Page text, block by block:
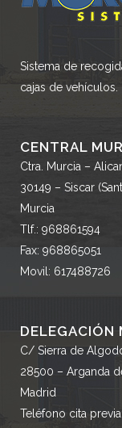
Sistema de
cajas de vehículos.
CENTRAL
Ctra. Murcia –
30149 – Siscar
Murcia
Tlf.: 968861594
Fax: 968865051
Movil: 617488726
DELEGACIÓN
C/ Sierra de
28500 – Arganda
Madrid
Teléfono cita